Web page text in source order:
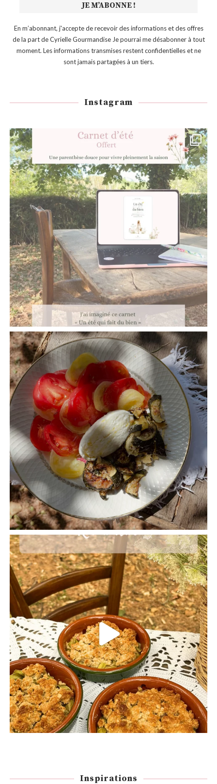
En m’abonnant, j'accepte de recevoir des informations et des offres
de la part de Cyrielle Gourmandise Je pourrai me désabonner à tout
moment. Les informations transmises restent confidentielles et ne
sont jamais partagées à un tiers.
Instagram
Inspirations